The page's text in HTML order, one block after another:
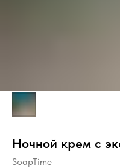
Ночной крем с
SoapTime